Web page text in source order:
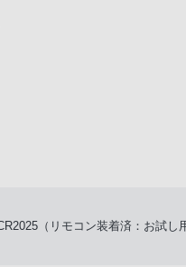
（リモコン装着済：お試し